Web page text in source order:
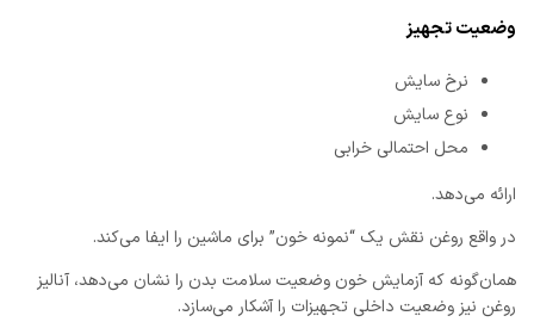
وضعیت تجهیز
نرخ سایش
نوع سایش
محل احتمالی خرابی
ارائه می‌دهد.
در واقع روغن نقش یک “نمونه خون” برای ماشین را ایفا می‌کند.
همان‌گونه که آزمایش خون وضعیت سلامت بدن را نشان می‌دهد، آنالیز
روغن نیز وضعیت داخلی تجهیزات را آشکار می‌سازد.